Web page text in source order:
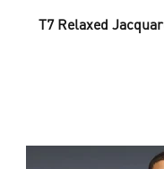
T7 Relaxed